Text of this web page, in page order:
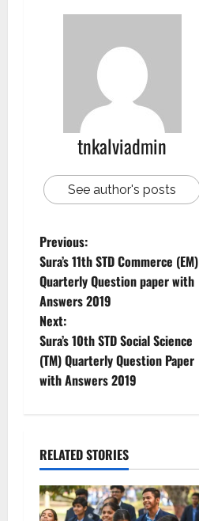
tnkalviadmin
See author's posts
Previous:
Sura’s 11th STD Commerce (EM)
Quarterly Question paper with
Answers 2019
Next:
Sura’s 10th STD Social Science
(TM) Quarterly Question Paper
with Answers 2019
RELATED STORIES